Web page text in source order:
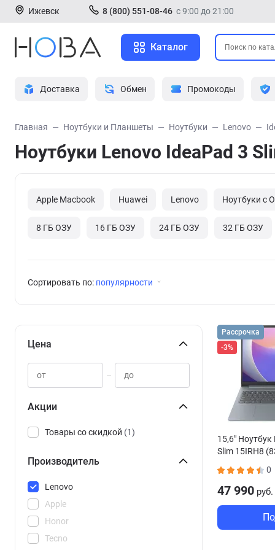
Ижевск 8 (800) 551-08-46 с 9:00 до 21:00
Каталог
Доставка Обмен Промокоды
Главная Ноутбуки и Планшеты Ноутбуки Lenovo
Ноутбуки Lenovo IdeaPad 3
Apple Macbook Huawei Lenovo Ноутбуки с
8 ГБ ОЗУ 16 ГБ ОЗУ 24 ГБ ОЗУ 32 ГБ ОЗУ
Сортировать по: популярности
Цена
–
Акции
Товары со скидкой (1)
Производитель
Apple
Honor
Lenovo
Tecno
Рассрочка
-3%
15,6" Ноутбук
Slim 15IRH8
0
47 990 руб.